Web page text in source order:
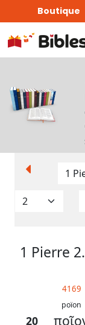
Boutique
1 Pierre
20
4169
poïon
d’affichage
Par
verset
Analyse
Abréviations